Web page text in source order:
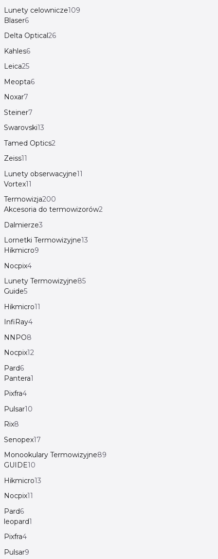
Lunety celownicze109
Blaser6
Delta Optical26
Kahles6
Leica25
Meopta6
Noxar7
Steiner7
Swarovski13
Tamed Optics2
Zeiss11
Lunety obserwacyjne11
Vortex11
Termowizja200
Akcesoria do termowizorów2
Dalmierze3
Lornetki Termowizyjne13
Hikmicro9
Nocpix4
Lunety Termowizyjne85
Guide5
Hikmicro11
InfiRay4
NNPO8
Nocpix12
Pard6
Pantera1
Pixfra4
Pulsar10
Rix8
Senopex17
Monookulary Termowizyjne89
GUIDE10
Hikmicro13
Nocpix11
Pard6
leopard1
Pixfra4
Pulsar9